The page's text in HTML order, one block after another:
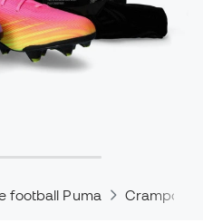
football Puma Crampons